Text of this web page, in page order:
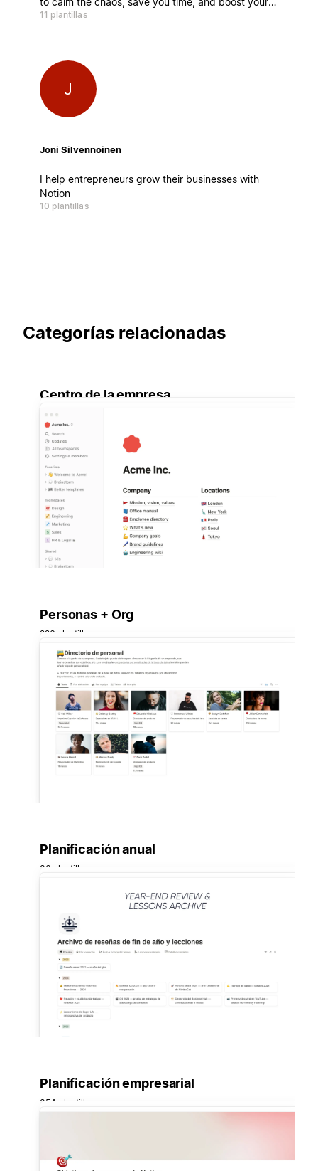
productivity. Easy to customize, simple to use—
11 plantillas
J
Joni Silvennoinen
I help entrepreneurs grow their businesses with
Notion
10 plantillas
Categorías relacionadas
Centro de la empresa
Personas + Org
226 plantillas
Planificación anual
36 plantillas
Planificación empresarial
354 plantillas